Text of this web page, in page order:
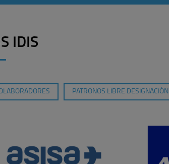
IDIS
PATRONOS LIBRE DESIGNACIÓN